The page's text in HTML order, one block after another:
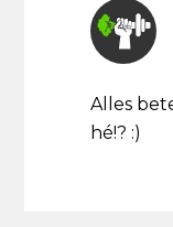
Alles
hé!? :)